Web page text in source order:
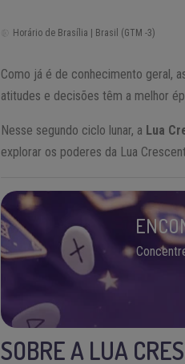
Horário de Brasília | Brasil (GTM -3)
Como já é de conhecimento geral,
atitudes e decisões têm a melhor
Nesse segundo ciclo lunar, a Lua
explorar os poderes da Lua
SOBRE A LUA